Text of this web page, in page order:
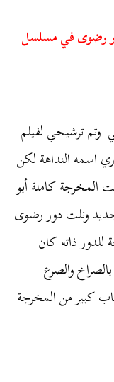
رضوى في مسلسل
وتم ترشيحي لفيلم
اسمه النداهة لكن
المخرجة كاملة أبو
ونلت دور رضوى
ذاته كان
والصرع
كبير من المخرجة